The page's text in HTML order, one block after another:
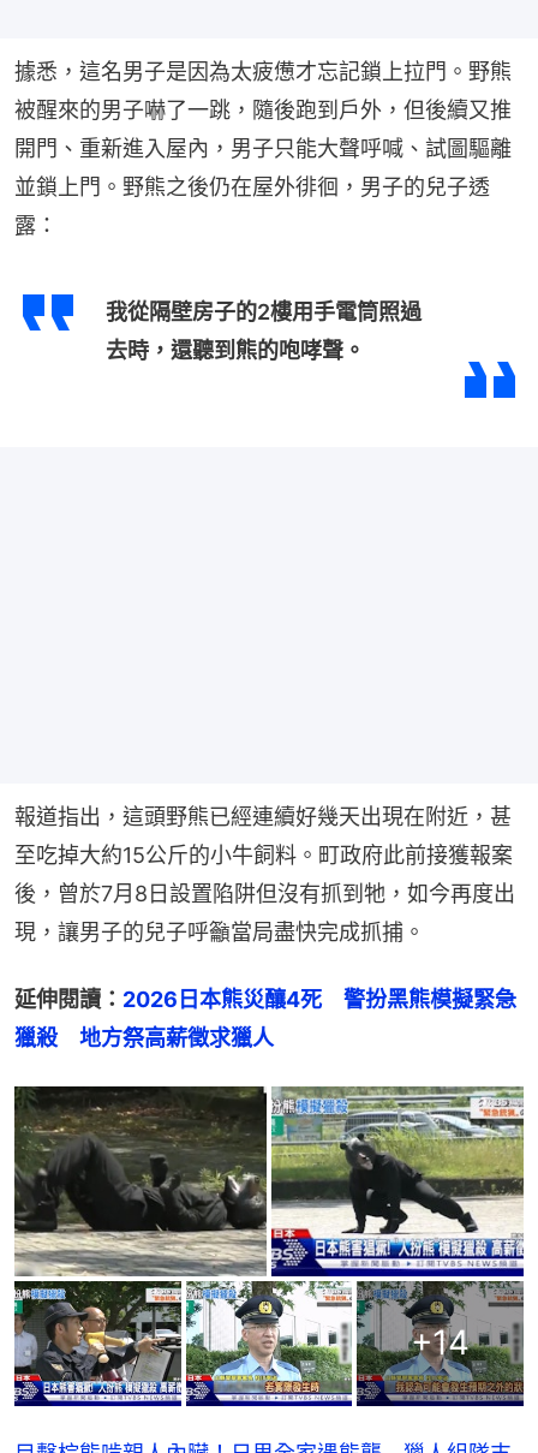
據悉，這名男子是因為太疲憊才忘記鎖上拉門。野熊
被醒來的男子嚇了一跳，隨後跑到戶外，但後續又推
開門、重新進入屋內，男子只能大聲呼喊、試圖驅離
並鎖上門。野熊之後仍在屋外徘徊，男子的兒子透
露：
我從隔壁房子的2樓用手電筒照過
去時，還聽到熊的咆哮聲。
報道指出，這頭野熊已經連續好幾天出現在附近，甚
至吃掉大約15公斤的小牛飼料。町政府此前接獲報案
後，曾於7月8日設置陷阱但沒有抓到牠，如今再度出
現，讓男子的兒子呼籲當局盡快完成抓捕。
延伸閱讀： 2026日本熊災釀4死　警扮黑熊模擬緊急
獵殺　地方祭高薪徵求獵人
+14